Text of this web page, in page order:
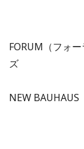
FORUM（フォ
ズ モホ
NEW